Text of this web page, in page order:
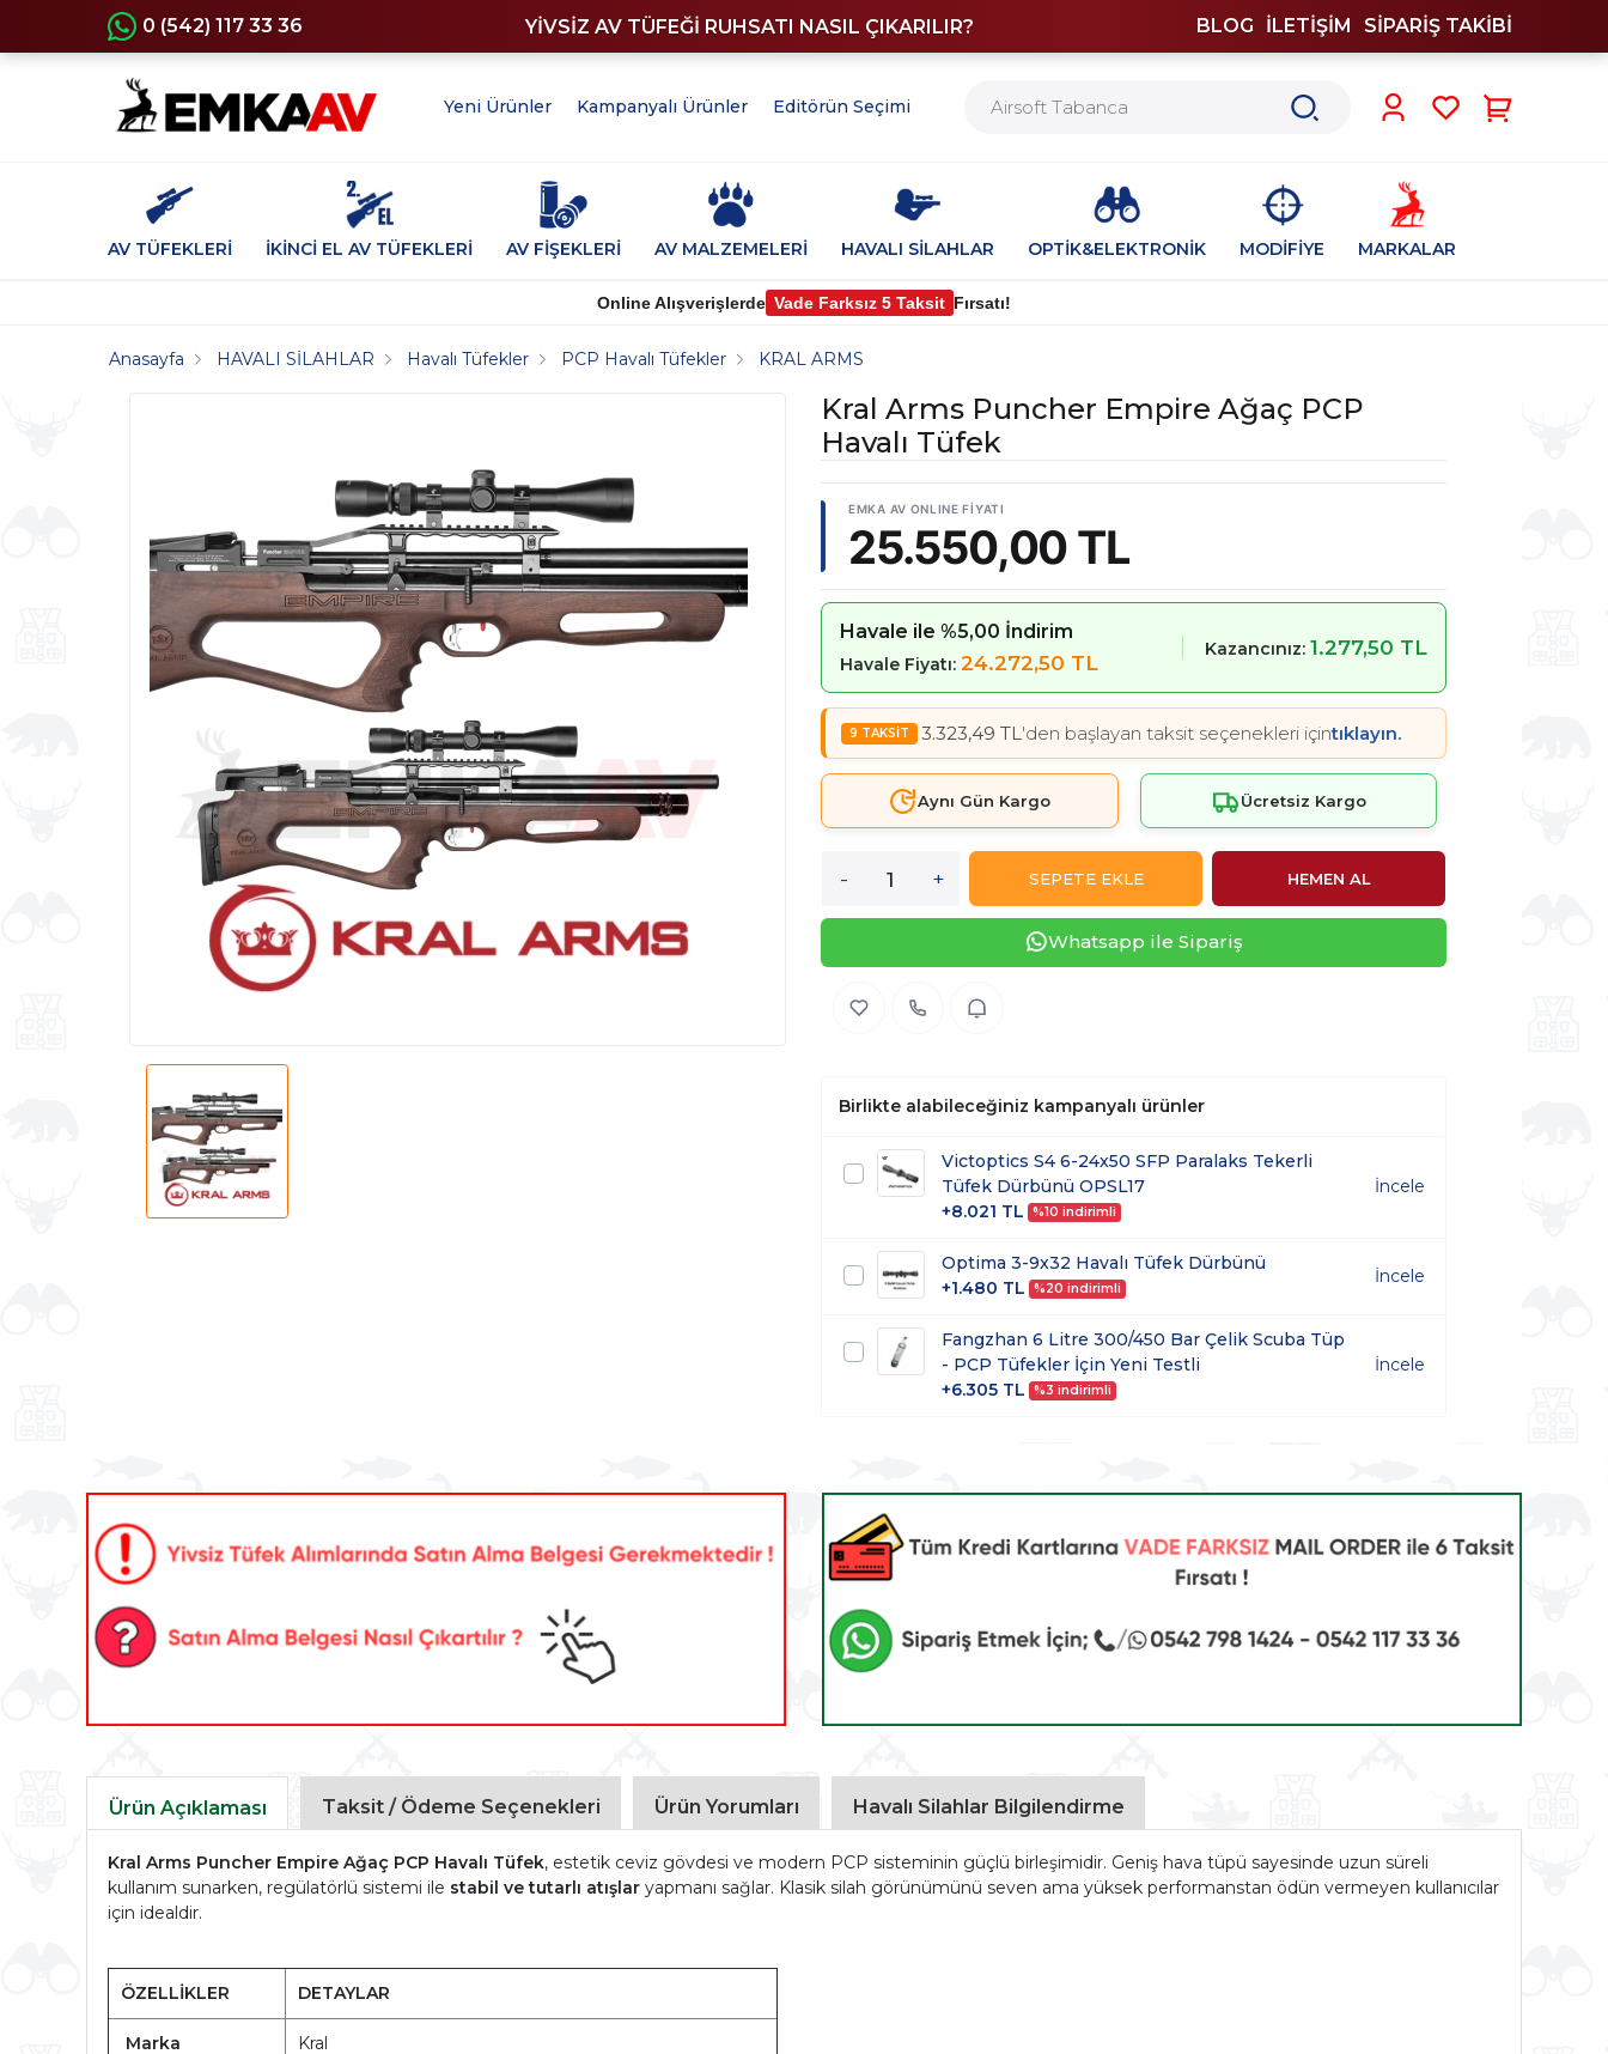
0 (542) 117 33 36 YİVSİZ AV TÜFEĞİ RUHSATI NASIL ÇIKARILIR? BLOG İLETİŞİM SİPARİŞ TAKİBİ
Yeni Ürünler Kampanyalı Ürünler Editörün Seçimi
AV TÜFEKLERİ İKİNCİ EL AV TÜFEKLERİ AV FİŞEKLERİ AV MALZEMELERİ HAVALI SİLAHLAR OPTİK&ELEKTRONİK MODİFİYE MARKALAR
Online Alışverişlerde Vade Farksız 5 Taksit Fırsatı!
Anasayfa HAVALI SİLAHLAR Havalı Tüfekler PCP Havalı Tüfekler KRAL ARMS
Kral Arms Puncher Empire Ağaç PCP
Havalı Tüfek
25.550,00 TL
Havale ile %5,00 İndirim
Havale Fiyatı: 24.272,50 TL
Kazancınız: 1.277,50 TL
3.323,49 TL'den başlayan taksit seçenekleri içintıklayın.
Aynı Gün Kargo Ücretsiz Kargo
- + SEPETE EKLE HEMEN AL
Whatsapp ile Sipariş
Birlikte alabileceğiniz kampanyalı ürünler
Victoptics S4 6-24x50 SFP Paralaks Tekerli
Tüfek Dürbünü OPSL17
+8.021 TL
%10 indirimli
İncele
Optima 3-9x32 Havalı Tüfek Dürbünü
+1.480 TL
%20 indirimli
İncele
Fangzhan 6 Litre 300/450 Bar Çelik Scuba Tüp
- PCP Tüfekler İçin Yeni Testli
+6.305 TL
%3 indirimli
İncele
Ürün Açıklaması Taksit / Ödeme Seçenekleri Ürün Yorumları Havalı Silahlar Bilgilendirme
Kral Arms Puncher Empire Ağaç PCP Havalı Tüfek, estetik ceviz gövdesi ve modern PCP sisteminin güçlü birleşimidir. Geniş hava tüpü sayesinde uzun süreli
kullanım sunarken, regülatörlü sistemi ile stabil ve tutarlı atışlaryapmanı sağlar. Klasik silah görünümünü seven ama yüksek performanstan ödün vermeyen kullanıcılar
için idealdir.
ÖZELLİKLER DETAYLAR
Marka Kral